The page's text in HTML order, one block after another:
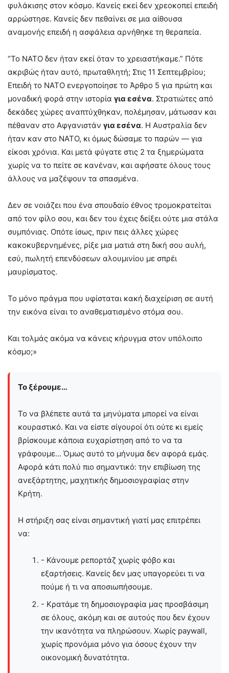
φυλάκισης στον κόσμο. Κανείς εκεί δεν χρεοκοπεί επειδή
αρρώστησε. Κανείς δεν πεθαίνει σε μια αίθουσα
αναμονής επειδή η ασφάλεια αρνήθηκε τη θεραπεία.
“Το ΝΑΤΟ δεν ήταν εκεί όταν το χρειαστήκαμε.” Πότε
ακριβώς ήταν αυτό, πρωταθλητή; Στις 11 Σεπτεμβρίου;
Επειδή το ΝΑΤΟ ενεργοποίησε το Άρθρο 5 για πρώτη και
μοναδική φορά στην ιστορία για εσένα. Στρατιώτες από
δεκάδες χώρες αναπτύχθηκαν, πολέμησαν, μάτωσαν και
πέθαναν στο Αφγανιστάν για εσένα. Η Αυστραλία δεν
ήταν καν στο ΝΑΤΟ, κι όμως δώσαμε το παρών — για
είκοσι χρόνια. Και μετά φύγατε στις 2 τα ξημερώματα
χωρίς να το πείτε σε κανέναν, και αφήσατε όλους τους
άλλους να μαζέψουν τα σπασμένα.
Δεν σε νοιάζει που ένα σπουδαίο έθνος τρομοκρατείται
από τον φίλο σου, και δεν του έχεις δείξει ούτε μια στάλα
συμπόνιας. Οπότε ίσως, πριν πεις άλλες χώρες
κακοκυβερνημένες, ρίξε μια ματιά στη δική σου αυλή,
εσύ, πωλητή επενδύσεων αλουμινίου με σπρέι
μαυρίσματος.
Το μόνο πράγμα που υφίσταται κακή διαχείριση σε αυτή
την εικόνα είναι το αναθεματισμένο στόμα σου.
Και τολμάς ακόμα να κάνεις κήρυγμα στον υπόλοιπο
κόσμο;»
Το ξέρουμε…
Το να βλέπετε αυτά τα μηνύματα μπορεί να είναι
κουραστικό. Και να είστε σίγουροί ότι ούτε κι εμείς
βρίσκουμε κάποια ευχαρίστηση από το να τα
γράφουμε... Όμως αυτό το μήνυμα δεν αφορά εμάς.
Αφορά κάτι πολύ πιο σημαντικό: την επιβίωση της
ανεξάρτητης, μαχητικής δημοσιογραφίας στην
Kρήτη.
Η στήριξη σας είναι σημαντική γιατί μας επιτρέπει
να:
- Κάνουμε ρεπορτάζ χωρίς φόβο και
εξαρτήσεις. Κανείς δεν μας υπαγορεύει τι να
πούμε ή τι να αποσιωπήσουμε.
- Κρατάμε τη δημοσιογραφία μας προσβάσιμη
σε όλους, ακόμη και σε αυτούς που δεν έχουν
την ικανότητα να πληρώσουν. Χωρίς paywall,
χωρίς προνόμια μόνο για όσους έχουν την
οικονομική δυνατότητα.